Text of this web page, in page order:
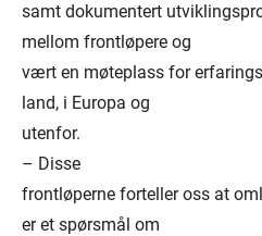
samt dokumentert
mellom frontløpere og
vært en møteplass for
land, i Europa og
utenfor.
– Disse
frontløperne forteller oss at
er et spørsmål om